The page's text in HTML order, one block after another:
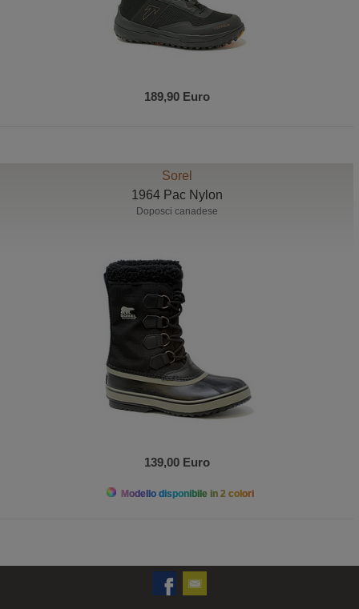
189,90 Euro
Sorel
1964 Pac Nylon
Doposci canadese
139,00 Euro
Modello disponibile in 2 colori